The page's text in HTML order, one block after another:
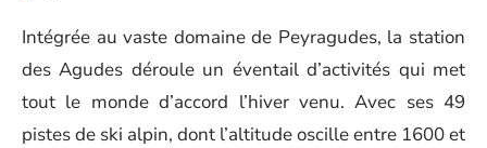
Intégrée au vaste domaine de Peyragudes, la station
des Agudes déroule un éventail d’activités qui met
tout le monde d’accord l’hiver venu. Avec ses 49
pistes de ski alpin, dont l’altitude oscille entre 1600 et